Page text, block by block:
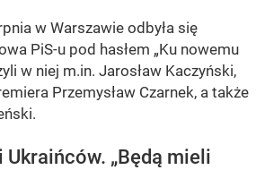
w Warszawie odbyła się
PiS-u pod hasłem „Ku nowemu
w niej m.in. Jarosław Kaczyński,
Przemysław Czarnek, a także
Ukraińców. „Będą mieli